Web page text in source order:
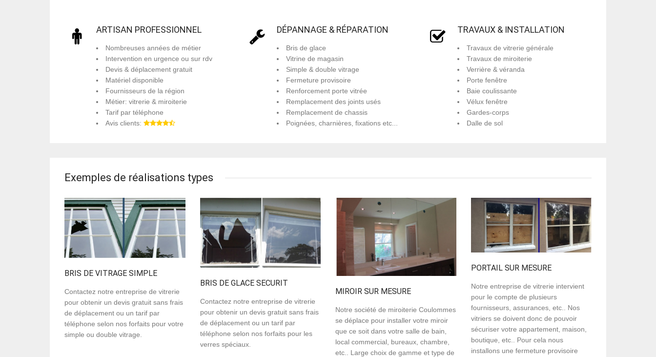
ARTISAN PROFESSIONNEL
Nombreuses années de métier
Intervention en urgence ou sur rdv
Devis & déplacement gratuit
Matériel disponible
Fournisseurs de la région
Métier: vitrerie & miroiterie
Tarif par téléphone
Avis clients:
DÉPANNAGE & RÉPARATION
Bris de glace
Vitrine de magasin
Simple & double vitrage
Fermeture provisoire
Renforcement porte vitrée
Remplacement des joints usés
Remplacement de chassis
Poignées, charnières, fixations etc...
TRAVAUX & INSTALLATION
Travaux de vitrerie générale
Travaux de miroiterie
Verrière & véranda
Porte fenêtre
Baie coulissante
Vélux fenêtre
Gardes-corps
Dalle de sol
Exemples de réalisations types
BRIS DE VITRAGE SIMPLE
Contactez notre entreprise de vitrerie
pour obtenir un devis gratuit sans frais
de déplacement ou un tarif par
téléphone selon nos forfaits pour votre
simple ou double vitrage.
BRIS DE GLACE SECURIT
Contactez notre entreprise de vitrerie
pour obtenir un devis gratuit sans frais
de déplacement ou un tarif par
téléphone selon nos forfaits pour les
verres spéciaux.
MIROIR SUR MESURE
Notre société de miroiterie Coulommes
se déplace pour installer votre miroir
que ce soit dans votre salle de bain,
local commercial, bureaux, chambre,
etc.. Large choix de gamme et type de
PORTAIL SUR MESURE
Notre entreprise de vitrerie intervient
pour le compte de plusieurs
fournisseurs, assurances, etc.. Nos
vitriers se doivent donc de pouvoir
sécuriser votre appartement, maison,
boutique, etc.. Pour cela nous
installons une fermeture provisoire